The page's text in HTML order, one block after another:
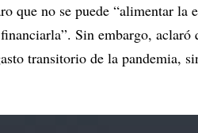
que no se puede “alimentar la
Sin embargo,
transitorio de la pandemia,